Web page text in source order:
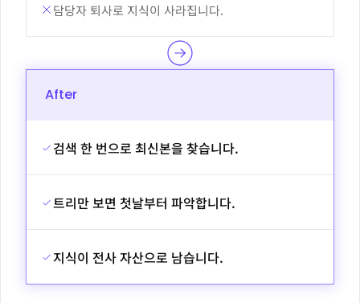
담당자 퇴사로 지식이 사라집니다.
After
검색 한 번으로 최신본을 찾습니다.
트리만 보면 첫날부터 파악합니다.
지식이 전사 자산으로 남습니다.